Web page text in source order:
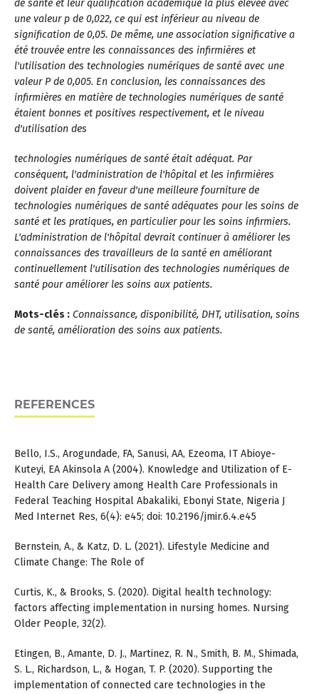
de santé et leur qualification académique la plus élevée avec
une valeur p de 0,022, ce qui est inférieur au niveau de
signification de 0,05. De même, une association significative a
été trouvée entre les connaissances des infirmières et
l'utilisation des technologies numériques de santé avec une
valeur P de 0,005. En conclusion, les connaissances des
infirmières en matière de technologies numériques de santé
étaient bonnes et positives respectivement, et le niveau
d'utilisation des
technologies numériques de santé était adéquat. Par
conséquent, l'administration de l'hôpital et les infirmières
doivent plaider en faveur d'une meilleure fourniture de
technologies numériques de santé adéquates pour les soins de
santé et les pratiques, en particulier pour les soins infirmiers.
L'administration de l'hôpital devrait continuer à améliorer les
connaissances des travailleurs de la santé en améliorant
continuellement l'utilisation des technologies numériques de
santé pour améliorer les soins aux patients.
Mots-clés : Connaissance, disponibilité, DHT, utilisation, soins
de santé, amélioration des soins aux patients.
REFERENCES
Bello, I.S., Arogundade, FA, Sanusi, AA, Ezeoma, IT Abioye-
Kuteyi, EA Akinsola A (2004). Knowledge and Utilization of E-
Health Care Delivery among Health Care Professionals in
Federal Teaching Hospital Abakaliki, Ebonyi State, Nigeria J
Med Internet Res, 6(4): e45; doi: 10.2196/jmir.6.4.e45
Bernstein, A., & Katz, D. L. (2021). Lifestyle Medicine and
Climate Change: The Role of
Curtis, K., & Brooks, S. (2020). Digital health technology:
factors affecting implementation in nursing homes. Nursing
Older People, 32(2).
Etingen, B., Amante, D. J., Martinez, R. N., Smith, B. M., Shimada,
S. L., Richardson, L., & Hogan, T. P. (2020). Supporting the
implementation of connected care technologies in the